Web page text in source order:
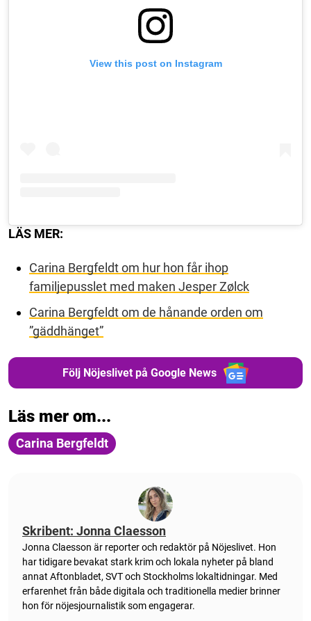
View this post on Instagram
LÄS MER:
Carina Bergfeldt om hur hon får ihop
familjepusslet med maken Jesper Zølck
Carina Bergfeldt om de hånande orden om
”gäddhänget”
Följ Nöjeslivet på Google News
Läs mer om...
Carina Bergfeldt
Skribent: Jonna Claesson
Jonna Claesson är reporter och redaktör på Nöjeslivet. Hon
har tidigare bevakat stark krim och lokala nyheter på bland
annat Aftonbladet, SVT och Stockholms lokaltidningar. Med
erfarenhet från både digitala och traditionella medier brinner
hon för nöjesjournalistik som engagerar.